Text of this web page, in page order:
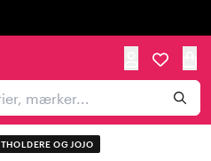
OG JOJO